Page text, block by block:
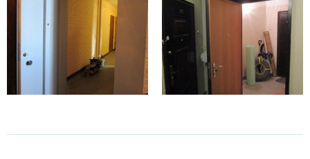
антивандальные входные двери
, оформленные с помощью
рисунков, нанесенных на полотно.
Массив дерева и плиты МДФ. Наиболее дорогостоящие
модели, которые устанавливают в элитных многоквартирных
домах, которые находятся под охраной или присмотром
консьержа.